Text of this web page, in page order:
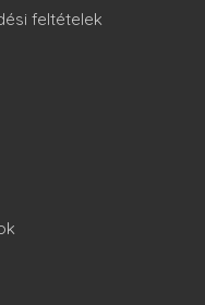
feltételek